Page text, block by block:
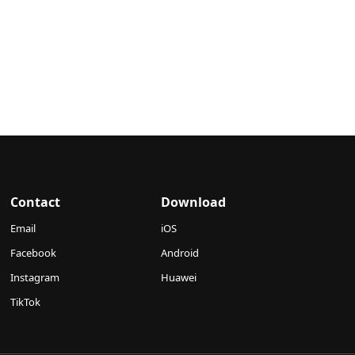
Contact
Email
Facebook
Instagram
TikTok
Download
iOS
Android
Huawei